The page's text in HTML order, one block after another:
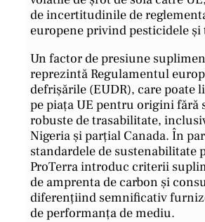
de incertitudinile de
europene privind pesticidele și
Un factor de presiune
reprezintă Regulamentul
defrișările (EUDR), care poate
pe piața UE pentru origini fără
robuste de trasabilitate,
Nigeria și parțial Canada. În
standardele de sustenabilitate
ProTerra introduc criterii
de amprenta de carbon și
diferențiind semnificativ
de performanța de mediu.